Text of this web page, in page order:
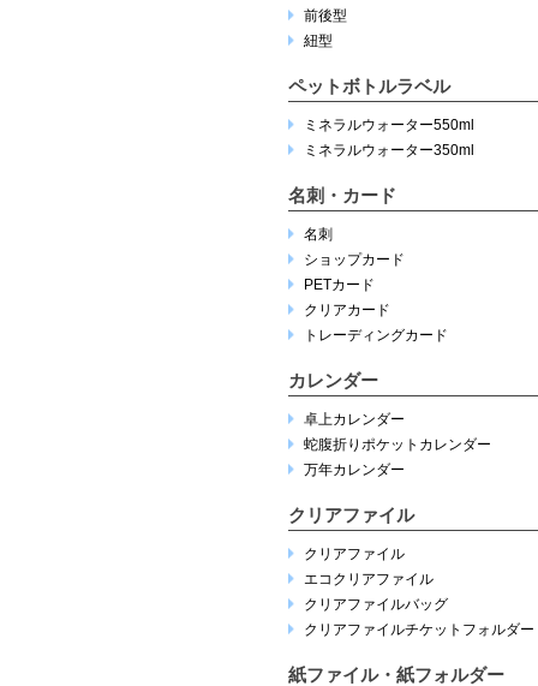
前後型
紐型
ペットボトルラベル
ミネラルウォーター550ml
ミネラルウォーター350ml
名刺・カード
名刺
ショップカード
PETカード
クリアカード
トレーディングカード
カレンダー
卓上カレンダー
蛇腹折りポケットカレンダー
万年カレンダー
クリアファイル
クリアファイル
エコクリアファイル
クリアファイルバッグ
クリアファイルチケットフォルダー
紙ファイル・紙フォルダー